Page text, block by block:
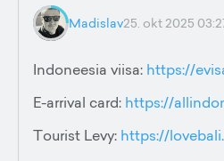
Madislav25. okt 2025
Indoneesia viisa: https://
E-arrival card: https://
Tourist Levy: https://